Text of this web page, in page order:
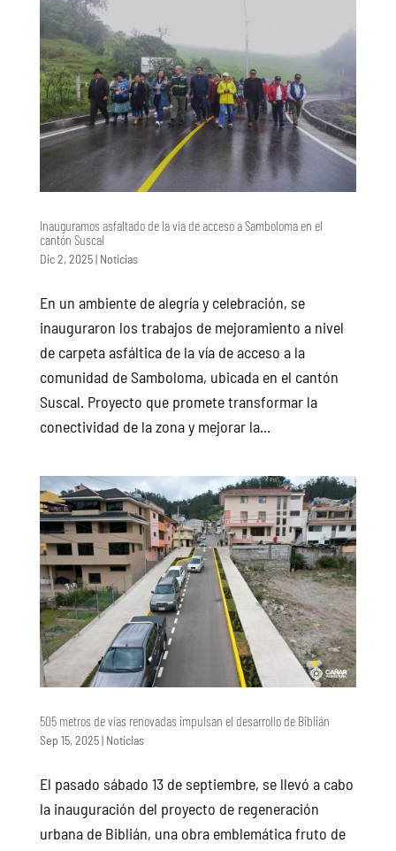
Inauguramos asfaltado de la vía de acceso a Samboloma en el
cantón Suscal
Dic 2, 2025| Noticias
En un ambiente de alegría y celebración, se
inauguraron los trabajos de mejoramiento a nivel
de carpeta asfáltica de la vía de acceso a la
comunidad de Samboloma, ubicada en el cantón
Suscal. Proyecto que promete transformar la
conectividad de la zona y mejorar la...
505 metros de vías renovadas impulsan el desarrollo de Biblián
Sep 15, 2025| Noticias
El pasado sábado 13 de septiembre, se llevó a cabo
la inauguración del proyecto de regeneración
urbana de Biblián, una obra emblemática fruto de